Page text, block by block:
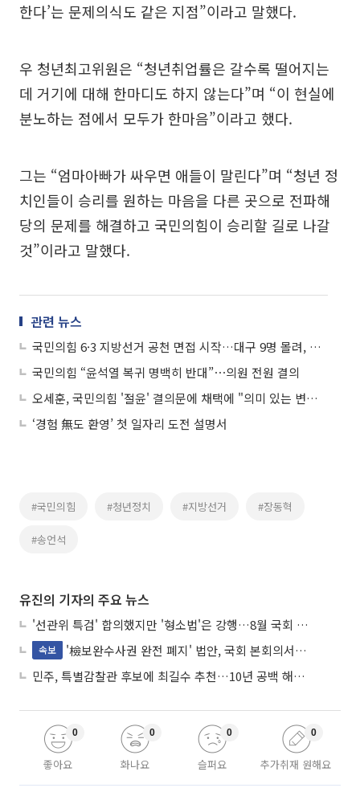
한다’는 문제의식도 같은 지점”이라고 말했다.
우 청년최고위원은 “청년취업률은 갈수록 떨어지는
데 거기에 대해 한마디도 하지 않는다”며 “이 현실에
분노하는 점에서 모두가 한마음”이라고 했다.
그는 “엄마아빠가 싸우면 애들이 말린다”며 “청년 정
치인들이 승리를 원하는 마음을 다른 곳으로 전파해
당의 문제를 해결하고 국민의힘이 승리할 길로 나갈
것”이라고 말했다.
관련 뉴스
국민의힘 6·3 지방선거 공천 면접 시작…대구 9명 몰려, 서울·경기 '썰렁'
국민의힘 “윤석열 복귀 명백히 반대”⋯의원 전원 결의
오세훈, 국민의힘 '절윤' 결의문에 채택에 "의미 있는 변화 시작"
‘경험 無도 환영’ 첫 일자리 도전 설명서
#국민의힘 #청년정치 #지방선거 #장동혁
#송언석
유진의 기자의 주요 뉴스
'선관위 특검' 합의했지만 '형소법'은 강행…8월 국회 '입법 2차전' 예고
속보
'檢보완수사권 완전 폐지' 법안, 국회 본회의서 민주당 주도 통과
민주, 특별감찰관 후보에 최길수 추천…10년 공백 해소 속도
좋아요
0
화나요
0
슬퍼요
0
추가취재 원해요
0